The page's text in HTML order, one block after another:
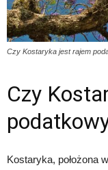
Czy Kostaryka jest rajem
Czy
Kostaryka, położona